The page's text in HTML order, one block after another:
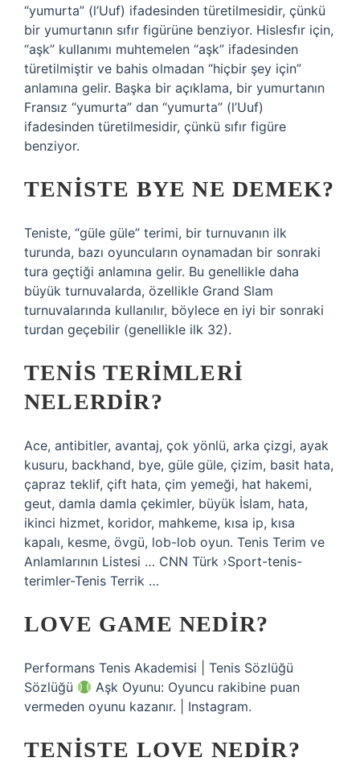
“yumurta” (l’Uuf) ifadesinden türetilmesidir, çünkü
bir yumurtanın sıfır figürüne benziyor. Hislesfır için,
“aşk” kullanımı muhtemelen “aşk” ifadesinden
türetilmiştir ve bahis olmadan “hiçbir şey için”
anlamına gelir. Başka bir açıklama, bir yumurtanın
Fransız “yumurta” dan “yumurta” (l’Uuf)
ifadesinden türetilmesidir, çünkü sıfır figüre
benziyor.
TENISTE BYE NE DEMEK?
Teniste, “güle güle” terimi, bir turnuvanın ilk
turunda, bazı oyuncuların oynamadan bir sonraki
tura geçtiği anlamına gelir. Bu genellikle daha
büyük turnuvalarda, özellikle Grand Slam
turnuvalarında kullanılır, böylece en iyi bir sonraki
turdan geçebilir (genellikle ilk 32).
TENIS TERIMLERI
NELERDIR?
Ace, antibitler, avantaj, çok yönlü, arka çizgi, ayak
kusuru, backhand, bye, güle güle, çizim, basit hata,
çapraz teklif, çift hata, çim yemeği, hat hakemi,
geut, damla damla çekimler, büyük İslam, hata,
ikinci hizmet, koridor, mahkeme, kısa ip, kısa
kapalı, kesme, övgü, lob-lob oyun. Tenis Terim ve
Anlamlarının Listesi … CNN Türk ›Sport-tenis-
terimler-Tenis Terrik …
LOVE GAME NEDIR?
Performans Tenis Akademisi | Tenis Sözlüğü
Sözlüğü
Aşk Oyunu: Oyuncu rakibine puan
vermeden oyunu kazanır. | Instagram.
TENISTE LOVE NEDIR?